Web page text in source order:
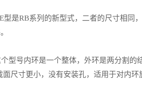
型是RB系列的新型式，二者的尺寸相同
个型号内环是一个整体，外环是两分割
面尺寸更小，没有安装孔，适用于对内环